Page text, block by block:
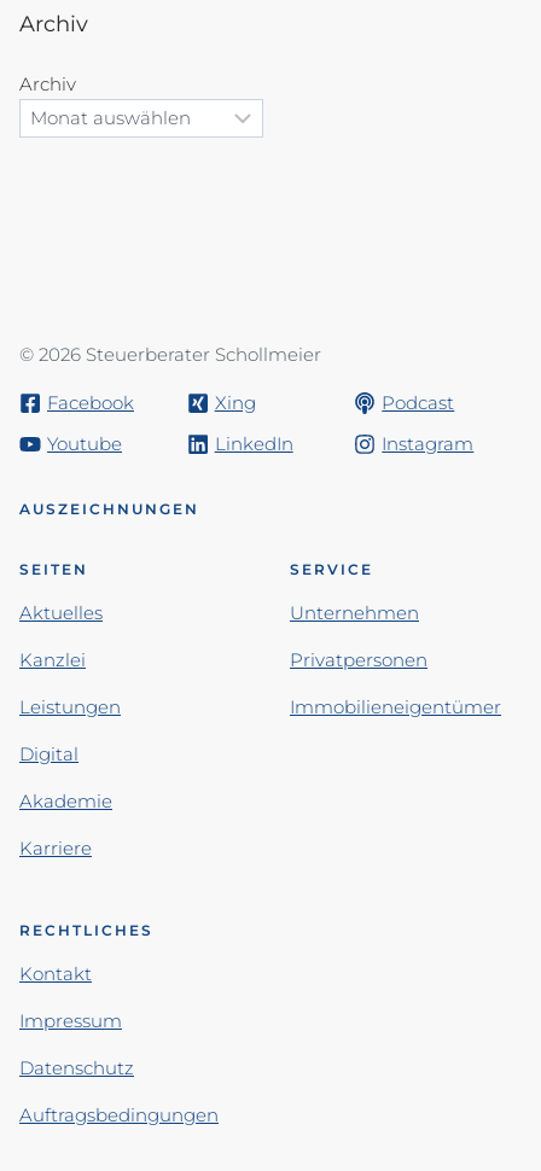
Archiv
Archiv
© 2026 Steuerberater Schollmeier
Facebook Xing
Podcast
Youtube
LinkedIn Instagram
AUSZEICHNUNGEN
SEITEN
Aktuelles
Kanzlei
Leistungen
Digital
Akademie
Karriere
SERVICE
Unternehmen
Privatpersonen
Immobilieneigentümer
RECHTLICHES
Kontakt
Impressum
Datenschutz
Auftragsbedingungen